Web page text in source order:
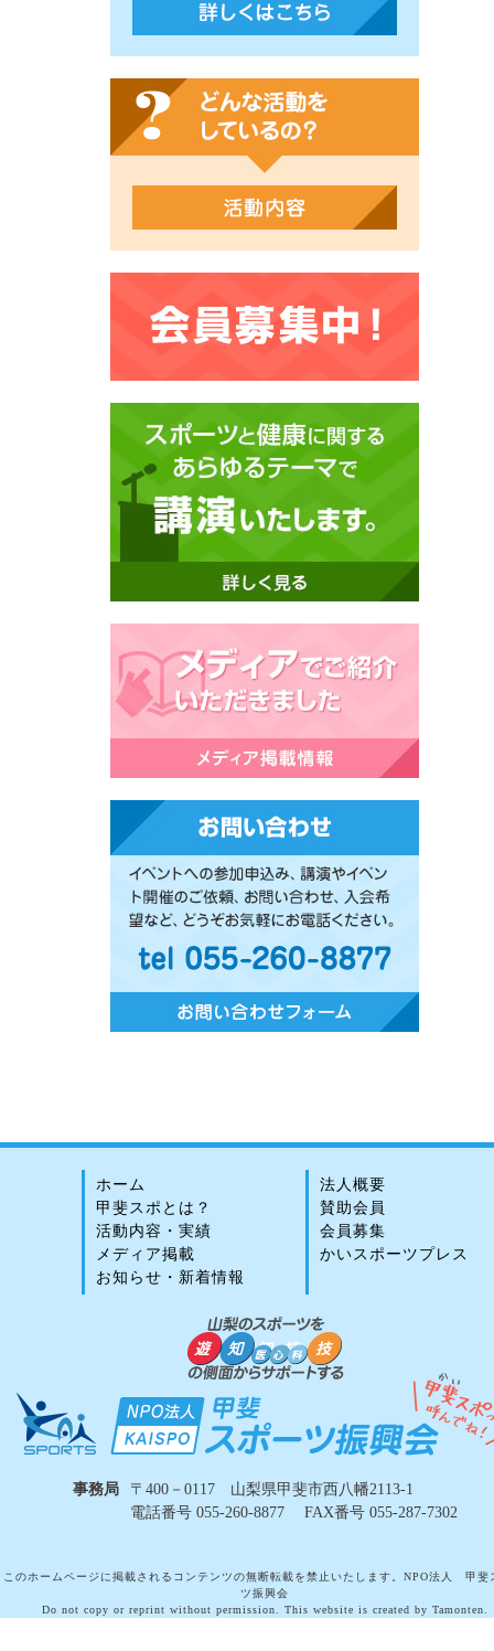
法人概要
賛助会員
会員募集
かいスポーツプレス
ホーム
甲斐スポとは？
活動内容・実績
メディア掲載
お知らせ・新着情報
事務局
〒400－0117 山梨県甲斐市西八幡2113-1
電話番号 055-260-8877 FAX番号 055-287-7302
このホームページに掲載されるコンテンツの無断転載を禁止いたします。NPO法人 甲斐
ツ振興会
Do not copy or reprint without permission. This website is created by Tamonten.